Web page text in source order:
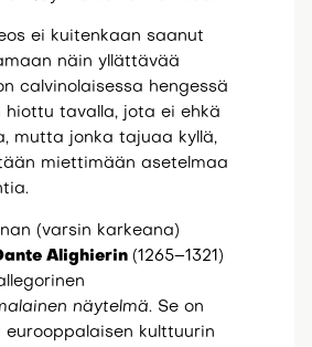
ei kuitenkaan saanut
näin yllättävää
calvinolaisessa hengessä
hiottu tavalla, jota ei ehkä
mutta jonka tajuaa kyllä,
miettimään asetelmaa
(varsin karkeana)
Alighierin (1265–1321)
näytelmä. Se on
eurooppalaisen kulttuurin